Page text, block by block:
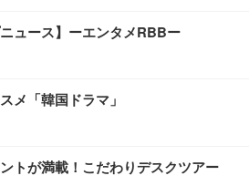
ニュース】ーエンタメRBBー
メ「韓国ドラマ」
トが満載！こだわりデスクツアー